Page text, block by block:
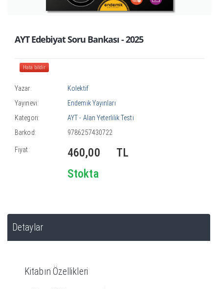
AYT Edebiyat Soru Bankası - 2025
Hata bildir
Yazar:
Kolektif
Yayınevi:
Endemik Yayınları
Kategori:
AYT - Alan Yeterlilik Testi
Barkod:
9786257430722
Fiyat: 460,00
TL
Stokta
Detaylar
Kitabın Özellikleri